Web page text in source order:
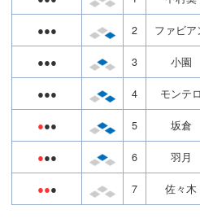
●●● 2 ファビア
●●● 3 小園
●●● 4 モンテロ
●●● 5 坂倉
●●● 6 羽月
●●● 7 佐々木